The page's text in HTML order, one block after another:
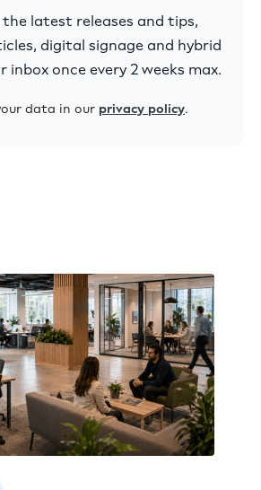
latest releases and tips,
digital signage and hybrid
inbox once every 2 weeks max.
data in our privacy policy.